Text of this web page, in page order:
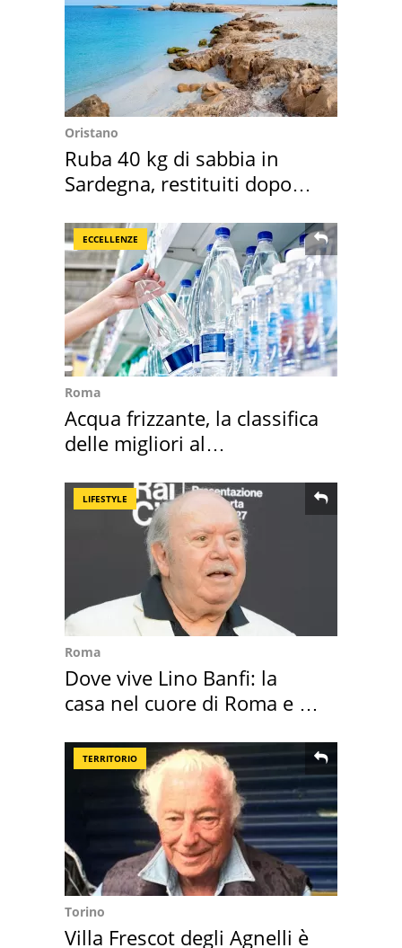
Oristano
Ruba 40 kg di sabbia in
Sardegna, restituiti dopo
ECCELLENZE
Roma
Acqua frizzante, la classifica
delle migliori al
LIFESTYLE
Roma
Dove vive Lino Banfi: la
casa nel cuore di Roma e i
TERRITORIO
Torino
Villa Frescot degli Agnelli è